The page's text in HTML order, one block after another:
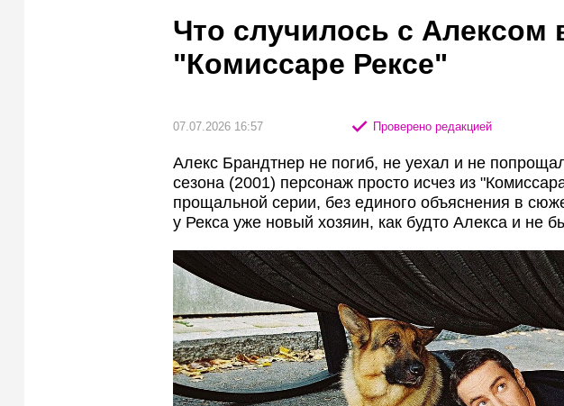
Что случилось с Алексом
"Комиссаре Рексе"
07.07.2026 16:57 Проверено редакцией
Алекс Брандтнер не погиб, не уехал и не
сезона (2001) персонаж просто исчез из
прощальной серии, без единого объяснения в
у Рекса уже новый хозяин, как будто Алекса и не